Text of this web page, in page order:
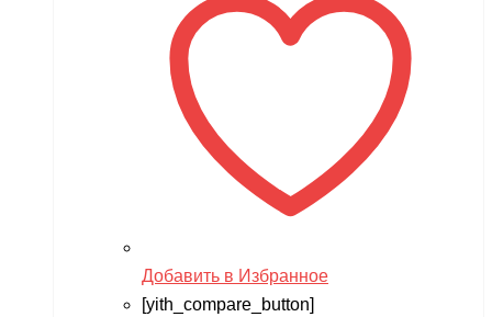
Добавить в Избранное
[yith_compare_button]